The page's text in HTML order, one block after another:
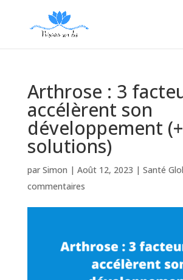
Arthrose : 3
accélèrent son
développement
solutions)
par Simon | Août 12, 2023 | Santé
commentaires